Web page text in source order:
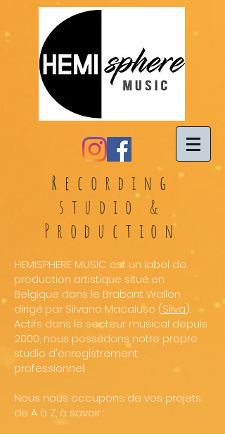
Recording
studio &
Production
HEMISPHERE MUSIC est un label de
production artistique situé en
Belgique dans le Brabant Wallon
dirigé par Silvano Macaluso (Silva).
Actifs dans le secteur musical depuis
2000, nous possédons notre propre
studio d'enregistrement
professionnel.
Nous nous occupons de vos projets
de A à Z, à savoir :